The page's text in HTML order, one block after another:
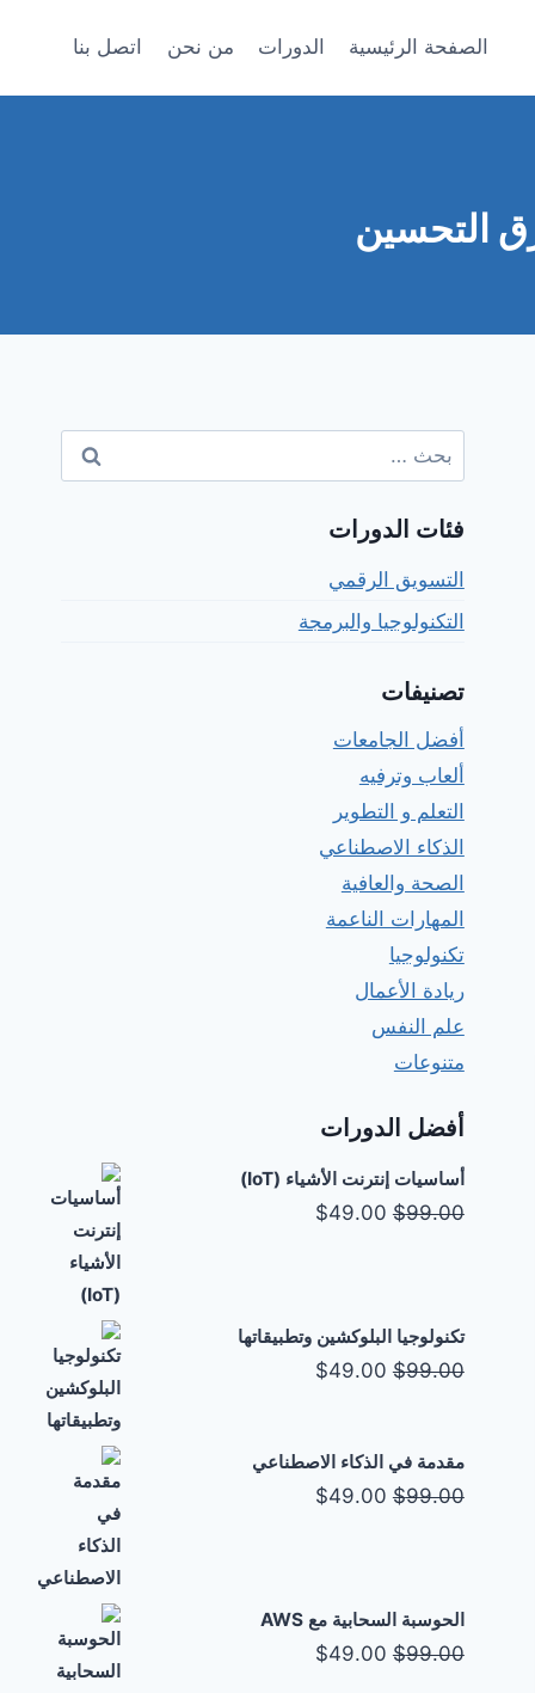
الصفحة الرئيسية الدورات من نحن اتصل بنا
التحسين
عن:
فئات الدورات
التسويق الرقمي
التكنولوجيا والبرمجة
تصنيفات
أفضل الجامعات
ألعاب وترفيه
التعلم و التطوير
الذكاء الاصطناعي
الصحة والعافية
المهارات الناعمة
تكنولوجيا
ريادة الأعمال
علم النفس
متنوعات
أفضل الدورات
أساسيات إنترنت الأشياء (IoT)
$99.00
السعر $49.00
تكنولوجيا البلوكشين وتطبيقاتها
$99.00
السعر $49.00
مقدمة في الذكاء الاصطناعي
$99.00
السعر $49.00
الحوسبة السحابية مع AWS
$99.00
السعر $49.00